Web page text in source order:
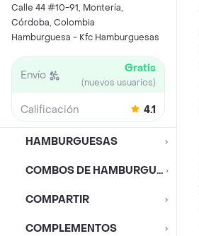
Calle 44 #10-91, Montería,
Córdoba, Colombia
Hamburguesa - Kfc Hamburguesas
Envío Gratis
(nuevos usuarios)
Calificación 4.1
HAMBURGUESAS
COMBOS DE HAMBURGUESAS
COMPARTIR
COMPLEMENTOS